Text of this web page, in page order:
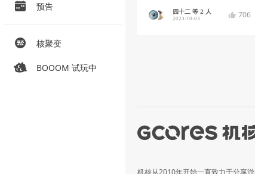
预告
核聚变
BOOOM 试玩中
四十二 等 2 人
2023-10-03 706
机核从2010年开始一直致力于分享